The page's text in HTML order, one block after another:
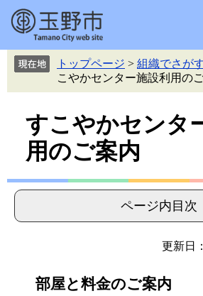
トップページ > 組織でさが
こやかセンター施設利用の
すこやかセンタ
用のご案内
ページ内目次
更新日
部屋と料金のご案内